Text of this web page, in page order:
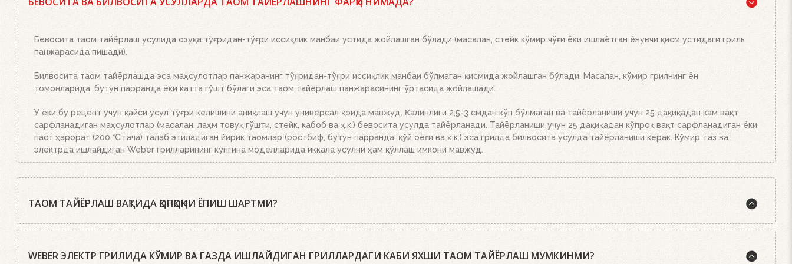
Бевосита таом тайёрлаш усулида озуқа тўғридан-тўғри иссиқлик манбаи устида жойлашган бўлади (масалан, стейк кўмир чўғи ёки ишлаётган ёнувчи қисм устидаги гриль
панжарасида пишади).
Билвосита таом тайёрлашда эса маҳсулотлар панжаранинг тўғридан-тўғри иссиқлик манбаи бўлмаган қисмида жойлашган бўлади. Масалан, кўмир грилнинг ён
томонларида, бутун парранда ёки катта гўшт бўлаги эса таом тайёрлаш панжарасининг ўртасида жойлашади.
У ёки бу рецепт учун қайси усул тўғри келишини аниқлаш учун универсал қоида мавжуд. Қалинлиги 2,5-3 смдан кўп бўлмаган ва тайёрланиши учун 25 дақиқадан кам вақт
сарфланадиган маҳсулотлар (масалан, лаҳм товуқ гўшти, стейк, кабоб ва ҳ.к.) бевосита усулда тайёрланади. Тайёрланиши учун 25 дақиқадан кўпроқ вақт сарфланадиган ёки
паст ҳарорат (200 °C гача) талаб этиладиган йирик таомлар (ростбиф, бутун парранда, қўй оёғи ва ҳ.к.) эса грилда билвосита усулда тайёрланиши керак. Кўмир, газ ва
электрда ишлайдиган Weber грилларининг кўпгина моделларида иккала усулни ҳам қўллаш имкони мавжуд.
ТАОМ ТАЙЁРЛАШ ВАҚТИДА ҚОПҚОҚНИ ЁПИШ ШАРТМИ?
даражада бўлиши учун қопқоқ икки мартагина очилади: биринчи марта гўштни қўйиш учун, иккинчи марта – уни ўгириш учун.
WEBER ЭЛЕКТР ГРИЛИДА КЎМИР ВА ГАЗДА ИШЛАЙДИГАН ГРИЛЛАРДАГИ КАБИ ЯХШИ ТАОМ ТАЙЁРЛАШ МУМКИНМИ?